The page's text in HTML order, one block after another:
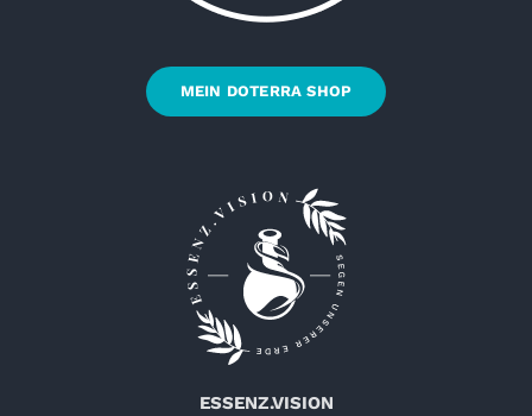
MEIN DOTERRA SHOP
ESSENZ.VISION